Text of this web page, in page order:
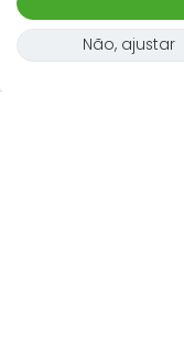
Não, ajustar